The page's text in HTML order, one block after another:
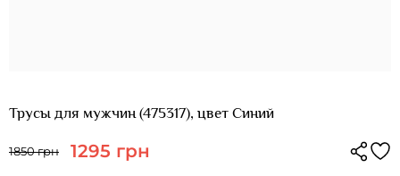
Трусы для мужчин (475317), цвет Синий
1850 грн 1295 грн